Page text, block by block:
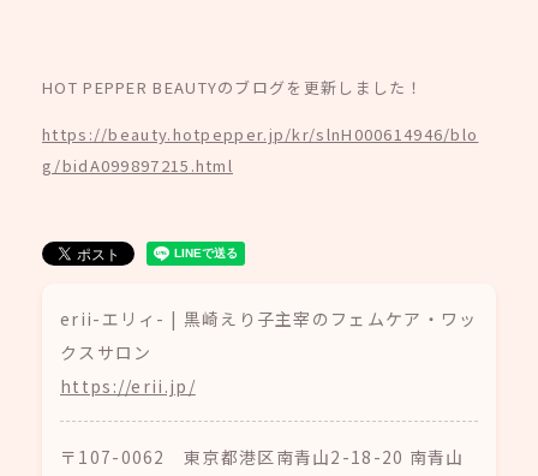
HOT PEPPER BEAUTYのブログを更新しました！
https://beauty.hotpepper.jp/kr/slnH000614946/blo
g/bidA099897215.html
erii-エリィ- | 黒崎えり子主宰のフェムケア・ワッ
クスサロン
https://erii.jp/
〒107-0062 東京都港区南青山2-18-20 南青山